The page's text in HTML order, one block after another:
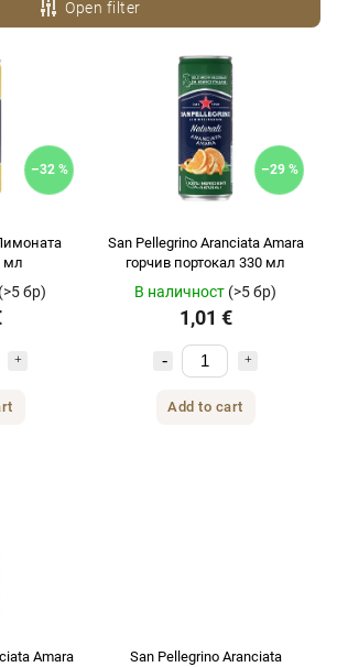
Open filter
–32 %
мл
(>5 бр)
–29 %
San Pellegrino Aranciata Amara
горчив портокал 330 мл
В наличност (>5 бр)
1,01 €
Add to cart
Amara
San Pellegrino Aranciata